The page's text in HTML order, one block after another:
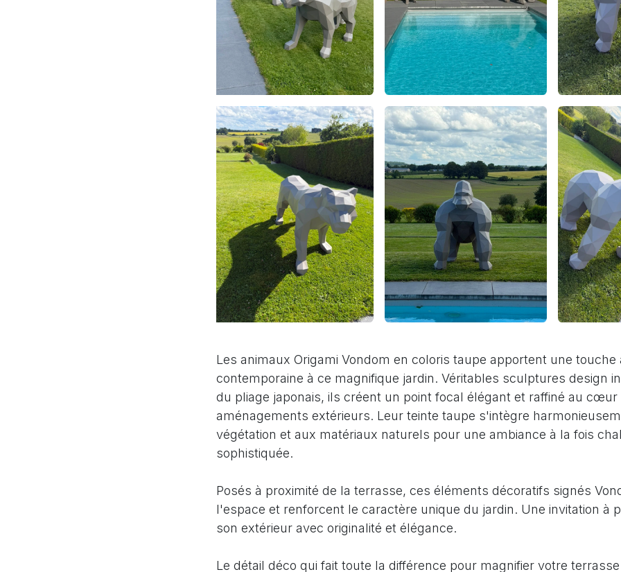
Les animaux Origami Vondom en coloris taupe apportent une touche
contemporaine à ce magnifique jardin. Véritables sculptures design
du pliage japonais, ils créent un point focal élégant et raffiné au cœur
aménagements extérieurs. Leur teinte taupe s'intègre
végétation et aux matériaux naturels pour une ambiance à la fois
sophistiquée.
Posés à proximité de la terrasse, ces éléments décoratifs signés
l'espace et renforcent le caractère unique du jardin. Une invitation à
son extérieur avec originalité et élégance.
Le détail déco qui fait toute la différence pour magnifier votre